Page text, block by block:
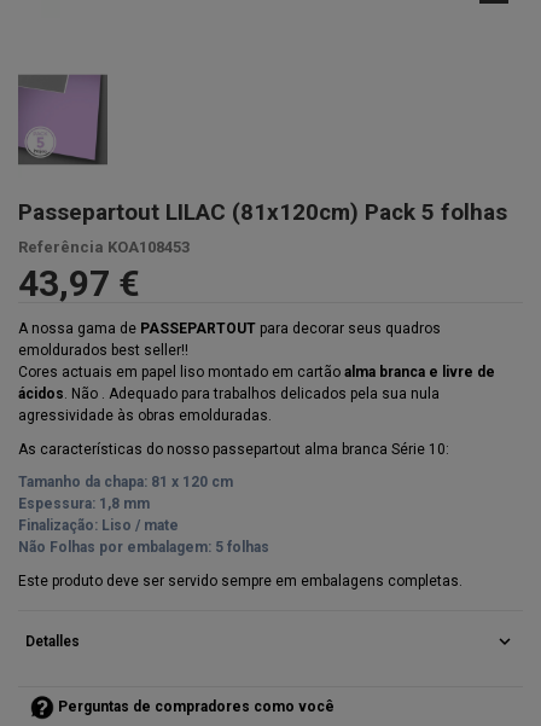
Passepartout LILAC (81x120cm) Pack 5 folhas
Referência KOA108453
43,97 €
A nossa gama de PASSEPARTOUT para decorar seus quadros
emoldurados best seller!!
Cores actuais em papel liso montado em cartão alma branca e livre de
ácidos. Não . Adequado para trabalhos delicados pela sua nula
agressividade às obras emolduradas.
As características do nosso passepartout alma branca Série 10:
Tamanho da chapa: 81 x 120 cm
Espessura: 1,8 mm
Finalização: Liso / mate
Não Folhas por embalagem: 5 folhas
Este produto deve ser servido sempre em embalagens completas.
Detalles expand_more
Perguntas de compradores como você